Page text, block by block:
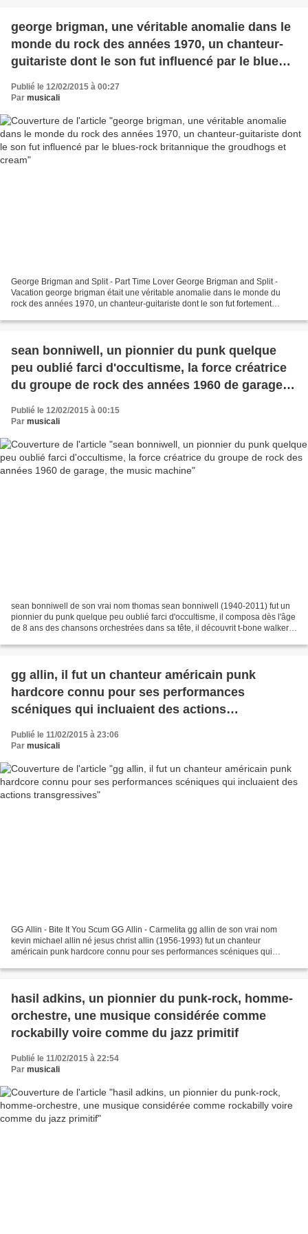
george brigman, une véritable anomalie dans le
monde du rock des années 1970, un chanteur-
guitariste dont le son fut influencé par le blues-
Publié le 12/02/2015 à 00:27
Par musicali
George Brigman and Split - Part Time Lover George Brigman and Split -
Vacation george brigman était une véritable anomalie dans le monde du
rock des années 1970, un chanteur-guitariste dont le son fut fortement
sean bonniwell, un pionnier du punk quelque
peu oublié farci d'occultisme, la force créatrice
du groupe de rock des années 1960 de garage,
the music machine
Publié le 12/02/2015 à 00:15
Par musicali
sean bonniwell de son vrai nom thomas sean bonniwell (1940-2011) fut un
pionnier du punk quelque peu oublié farci d'occultisme, il composa dès l'âge
de 8 ans des chansons orchestrées dans sa tête, il découvrit t-bone walker
gg allin, il fut un chanteur américain punk
hardcore connu pour ses performances
scéniques qui incluaient des actions
Publié le 11/02/2015 à 23:06
Par musicali
GG Allin - Bite It You Scum GG Allin - Carmelita gg allin de son vrai nom
kevin michael allin né jesus christ allin (1956-1993) fut un chanteur
américain punk hardcore connu pour ses performances scéniques qui
hasil adkins, un pionnier du punk-rock, homme-
orchestre, une musique considérée comme
rockabilly voire comme du jazz primitif
Publié le 11/02/2015 à 22:54
Par musicali